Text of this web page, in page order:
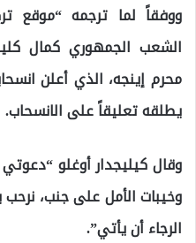
ووفقاً لما ترجمه “موقع
الشعب الجمهوري كمال
محرم إينجه، الذي أعلن
يطلقه تعليقاً على الانسحاب.
وقال كيليجدار أوغلو “دعوتي
وخيبات الأمل على جنب، نرحب
الرجاء أن يأتي”.